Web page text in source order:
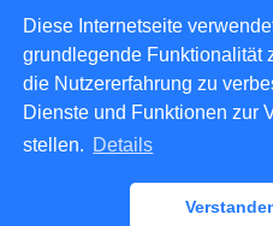
Diese Internetseite
grundlegende Funktionalität
die Nutzererfahrung zu
Dienste und Funktionen zur
stellen. Details